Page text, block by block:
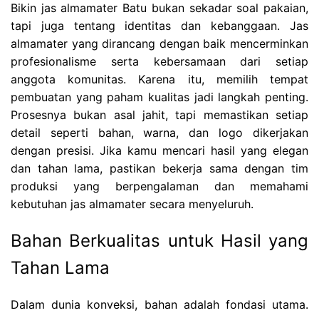
Bikin jas almamater Batu bukan sekadar soal pakaian,
tapi juga tentang identitas dan kebanggaan. Jas
almamater yang dirancang dengan baik mencerminkan
profesionalisme serta kebersamaan dari setiap
anggota komunitas. Karena itu, memilih tempat
pembuatan yang paham kualitas jadi langkah penting.
Prosesnya bukan asal jahit, tapi memastikan setiap
detail seperti bahan, warna, dan logo dikerjakan
dengan presisi. Jika kamu mencari hasil yang elegan
dan tahan lama, pastikan bekerja sama dengan tim
produksi yang berpengalaman dan memahami
kebutuhan jas almamater secara menyeluruh.
Bahan Berkualitas untuk Hasil yang
Tahan Lama
Dalam dunia konveksi, bahan adalah fondasi utama.